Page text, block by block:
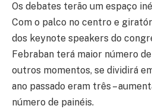
Os debates terão um espaço
Com o palco no centro e
dos keynote speakers do
Febraban terá maior número
outros momentos, se dividirá
ano passado eram três –
número de painéis.